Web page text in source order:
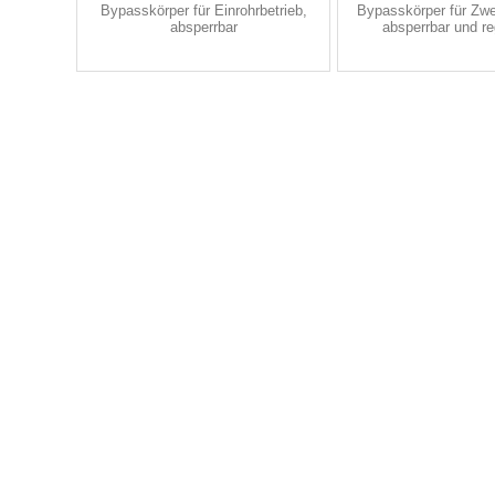
Bypasskörper für Einrohrbetrieb,
absperrbar
Bypasskörper für
absperrbar und